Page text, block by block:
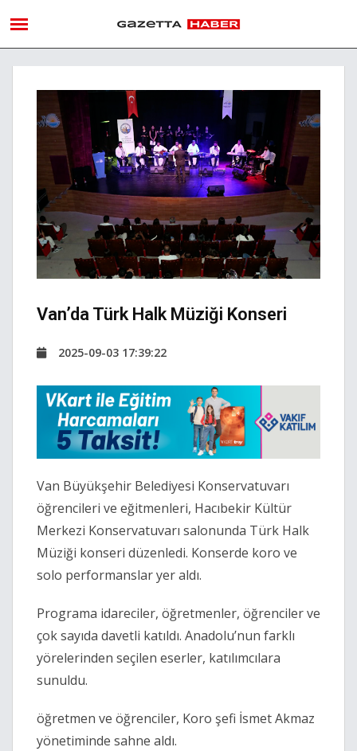
Van’da Türk Halk Müziği Konseri
2025-09-03 17:39:22
Van Büyükşehir Belediyesi Konservatuvarı
öğrencileri ve eğitmenleri, Hacıbekir Kültür
Merkezi Konservatuvarı salonunda Türk Halk
Müziği konseri düzenledi. Konserde koro ve
solo performanslar yer aldı.
Programa idareciler, öğretmenler, öğrenciler ve
çok sayıda davetli katıldı. Anadolu’nun farklı
yörelerinden seçilen eserler, katılımcılara
sunuldu.
öğretmen ve öğrenciler, Koro şefi İsmet Akmaz
yönetiminde sahne aldı.